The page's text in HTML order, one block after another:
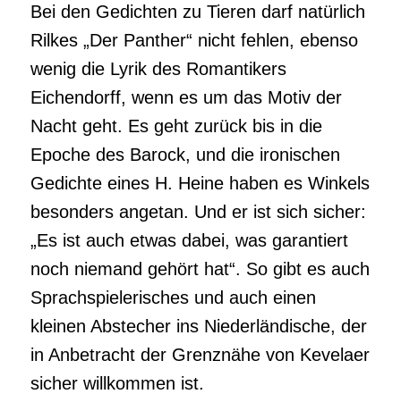
Bei den Gedichten zu Tieren darf natürlich
Rilkes „Der Panther“ nicht fehlen, ebenso
wenig die Lyrik des Romantikers
Eichendorff, wenn es um das Motiv der
Nacht geht. Es geht zurück bis in die
Epoche des Barock, und die ironischen
Gedichte eines H. Heine haben es Winkels
besonders angetan. Und er ist sich sicher:
„Es ist auch etwas dabei, was garantiert
noch niemand gehört hat“. So gibt es auch
Sprachspielerisches und auch einen
kleinen Abstecher ins Niederländische, der
in Anbetracht der Grenznähe von Kevelaer
sicher willkommen ist.